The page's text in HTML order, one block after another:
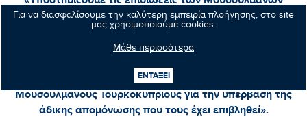
Για να διασφαλίσουμε την καλύτερη εμπειρία πλοήγησης, στο site
μας χρησιμοποιούμε cookies.
Μάθε περισσότερα
ΕΝΤΑΞΕΙ
Τουρκοκυπρίων για τη διασφάλιση των εγγενών
δικαιωμάτων τους και τονίζουμε τη σημασία μιας
διαπραγματευμένης, αμοιβαία αποδεκτής, δίκαιης,
καθώς και την ανάγκη ανάπτυξης επαφών με τους
Μουσουλμάνους Τουρκοκυπρίους για την υπέρβαση της
άδικης απομόνωσης που τους έχει επιβληθεί».